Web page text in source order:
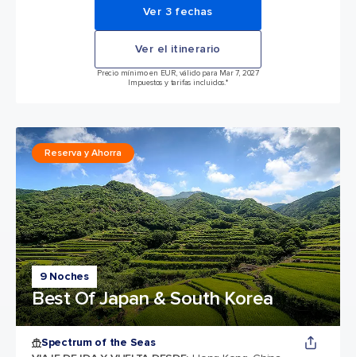
Ver 3 fechas
Ver el itinerario
Precio mínimo en EUR, válido para Mar 7, 2027
Impuestos y tarifas incluidos.*
9 Noches
Best Of Japan & South Korea
Reserva y Ahorra
Spectrum of the Seas